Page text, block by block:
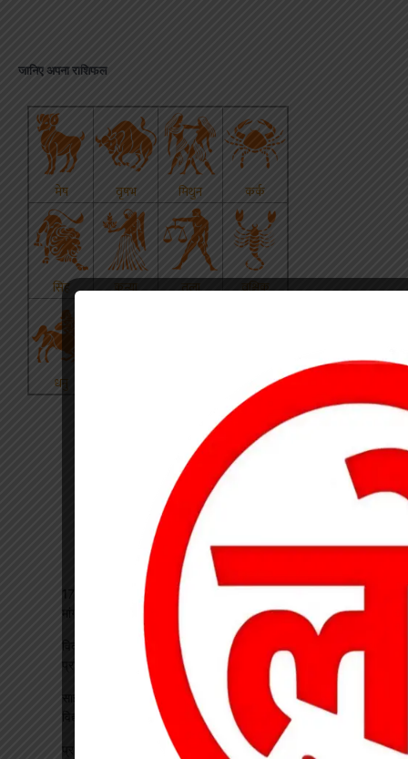
जानिए अपना राशिफल
17 अगस्त की हड़ताल से पहले चेयरमैन ने बुलाई बैठक, बिजली कर्मियों की
विकसित भारत रोजगार मिशन पर खारंग में एकदिवसीय प्रशिक्षण, जनपद
प्रतिनिधियों ने सीखी योजनाओं के प्रभावी क्रियान्वयन की बारीकियां
साइबर सुरक्षा एवं छात्र कानून जागरूकता कार्यक्रम आयोजित, प्रतिभावान
विद्यार्थियों का हुआ सम्मान
प्रधान पाठक पर हमला, स्कूल का चपरासी गिरफ्तार